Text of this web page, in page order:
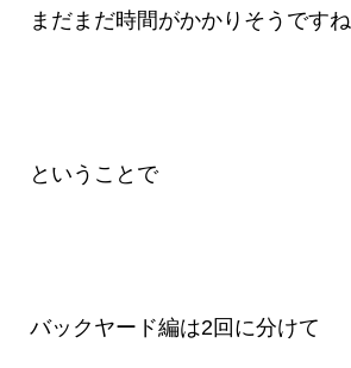
まだまだ時間がかかりそうですね
ということで
バックヤード編は2回に分けて